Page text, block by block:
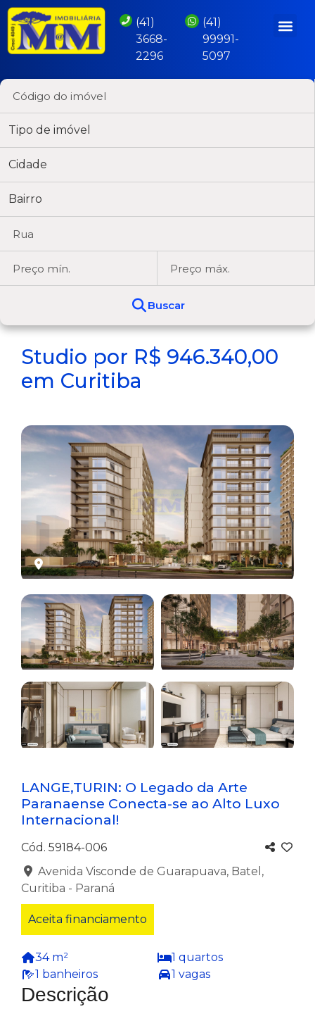
(41)
3668-
2296
(41)
99991-
5097
Tipo de imóvel
Cidade
Bairro
Buscar
Studio por R$ 946.340,00
em Curitiba
LANGE,TURIN: O Legado da Arte
Paranaense Conecta-se ao Alto Luxo
Internacional!
Cód. 59184-006
Avenida Visconde de Guarapuava, Batel,
Curitiba - Paraná
Aceita financiamento
34 m²
1 quartos
1 banheiros
1 vagas
Descrição